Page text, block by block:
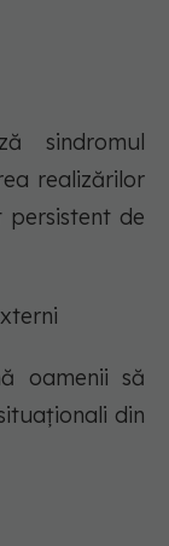
sindromul
realizărilor
persistent de
oamenii să
din